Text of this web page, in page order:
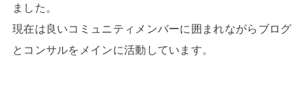
ました。
現在は良いコミュニティメンバーに囲まれながらブログ
とコンサルをメインに活動しています。